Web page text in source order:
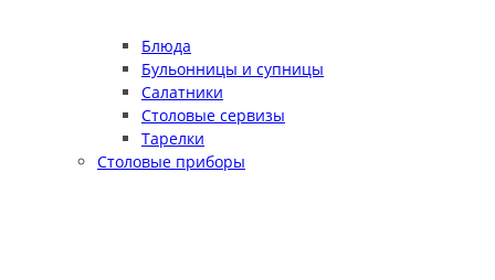
Блюда
Бульонницы и супницы
Салатники
Столовые сервизы
Тарелки
Столовые приборы